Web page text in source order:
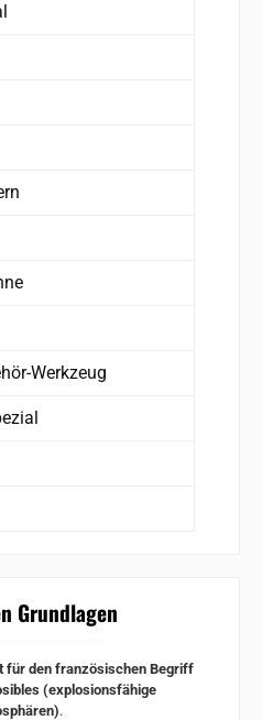
Werkzeug
Grundlagen
für den französischen Begriff
(explosionsfähige
.